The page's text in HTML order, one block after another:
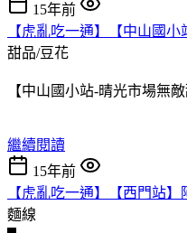
15年前
【虎亂吃一通】【中山國
甜品/豆花
【中山國小站-晴光市場
繼續閱讀
15年前
【虎亂吃一通】【西門站】
麵線